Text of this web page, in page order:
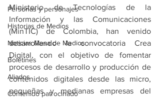
Personas y personajes
Historias de Medios
Noticias Mesa de Medios
Boletines
Aliados
Contenido patrocinado
Ministerio de Tecnologías de la
Información y las Comunicaciones
(MinTIC) de Colombia, han venido
desarrollando la convocatoria Crea
Digital, con el objetivo de fomentar
procesos de desarrollo y producción de
contenidos digitales desde las micro,
pequeñas y medianas empresas del